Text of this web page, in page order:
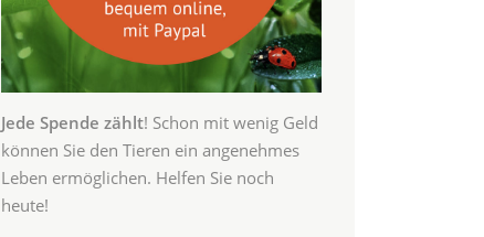
Jede Spende zählt! Schon mit wenig Geld
können Sie den Tieren ein angenehmes
Leben ermöglichen. Helfen Sie noch
heute!